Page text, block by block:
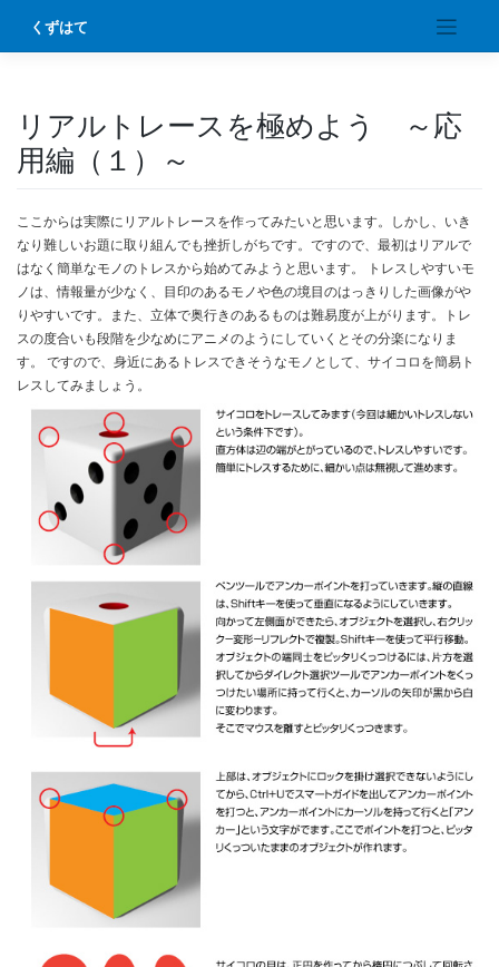
content
くずはて
リアルトレースを極めよう ～応
用編（１）～
ここからは実際にリアルトレースを作ってみたいと思います。しかし、いき
なり難しいお題に取り組んでも挫折しがちです。ですので、最初はリアルで
はなく簡単なモノのトレスから始めてみようと思います。 トレスしやすいモ
ノは、情報量が少なく、目印のあるモノや色の境目のはっきりした画像がや
りやすいです。また、立体で奥行きのあるものは難易度が上がります。トレ
スの度合いも段階を少なめにアニメのようにしていくとその分楽になりま
す。 ですので、身近にあるトレスできそうなモノとして、サイコロを簡易ト
レスしてみましょう。